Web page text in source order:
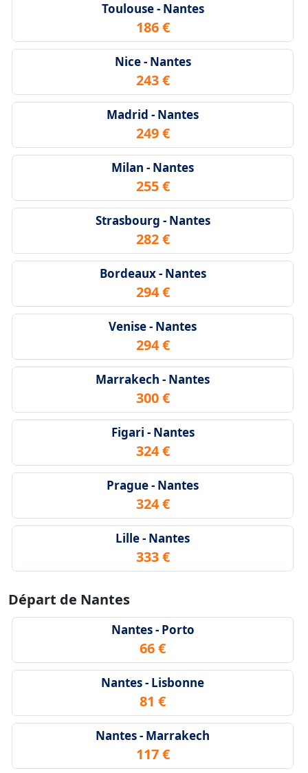
Toulouse - Nantes
186 €
Nice - Nantes
243 €
Madrid - Nantes
249 €
Milan - Nantes
255 €
Strasbourg - Nantes
282 €
Bordeaux - Nantes
294 €
Venise - Nantes
294 €
Marrakech - Nantes
300 €
Figari - Nantes
324 €
Prague - Nantes
324 €
Lille - Nantes
333 €
Départ de Nantes
Nantes - Porto
66 €
Nantes - Lisbonne
81 €
Nantes - Marrakech
117 €